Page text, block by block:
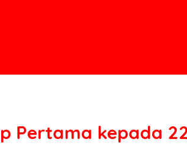
Pertama kepada